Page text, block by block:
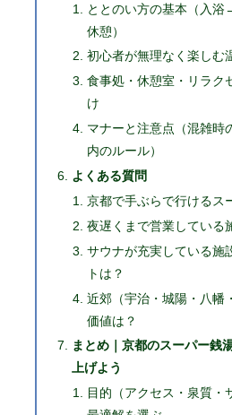
ととのい方の基本（入
休憩）
初心者が無理なく楽しむ
食事処・休憩室・リラク
け
マナーと注意点（混雑時
内のルール）
よくある質問
京都で手ぶらで行けるス
夜遅くまで営業している
サウナが充実している施
トは？
近郊（宇治・城陽・八幡
価値は？
まとめ｜京都のスーパー銭
上げよう
目的（アクセス・泉質・